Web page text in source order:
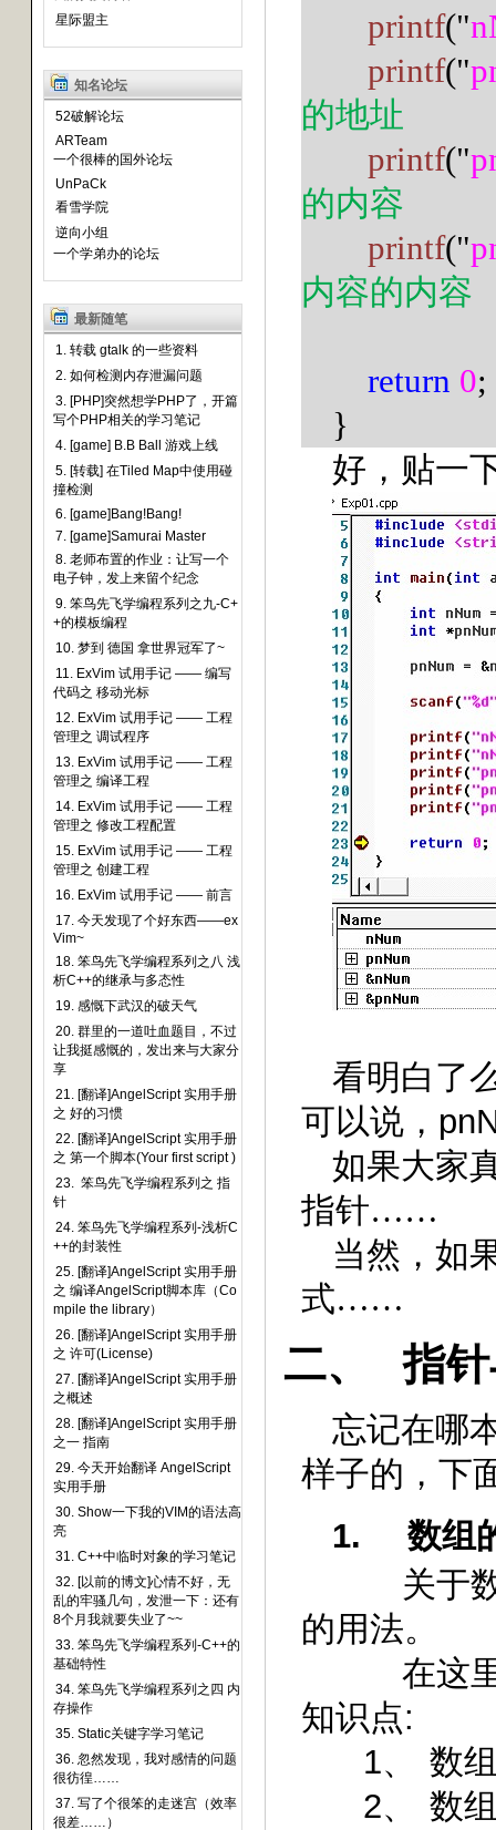
星际盟主
知名论坛
52破解论坛
ARTeam
一个很棒的国外论坛
UnPaCk
看雪学院
逆向小组
一个学弟办的论坛
最新随笔
1. 转载 gtalk 的一些资料
2. 如何检测内存泄漏问题
3. [PHP]突然想学PHP了，开篇
写个PHP相关的学习笔记
4. [game] B.B Ball 游戏上线
5. [转载] 在Tiled Map中使用碰
撞检测
6. [game]Bang!Bang!
7. [game]Samurai Master
8. 老师布置的作业：让写一个
电子钟，发上来留个纪念
9. 笨鸟先飞学编程系列之九-C+
+的模板编程
10. 梦到 德国 拿世界冠军了~
11. ExVim 试用手记 —— 编写
代码之 移动光标
12. ExVim 试用手记 —— 工程
管理之 调试程序
13. ExVim 试用手记 —— 工程
管理之 编译工程
14. ExVim 试用手记 —— 工程
管理之 修改工程配置
15. ExVim 试用手记 —— 工程
管理之 创建工程
16. ExVim 试用手记 —— 前言
17. 今天发现了个好东西——ex
Vim~
18. 笨鸟先飞学编程系列之八 浅
析C++的继承与多态性
19. 感慨下武汉的破天气
20. 群里的一道吐血题目，不过
让我挺感慨的，发出来与大家分
享
21. [翻译]AngelScript 实用手册
之 好的习惯
22. [翻译]AngelScript 实用手册
之 第一个脚本(Your first script )
23. 笨鸟先飞学编程系列之 指
针
24. 笨鸟先飞学编程系列-浅析C
++的封装性
25. [翻译]AngelScript 实用手册
之 编译AngelScript脚本库（Co
mpile the library）
26. [翻译]AngelScript 实用手册
之 许可(License)
27. [翻译]AngelScript 实用手册
之概述
28. [翻译]AngelScript 实用手册
之一 指南
29. 今天开始翻译 AngelScript
实用手册
30. Show一下我的VIM的语法高
亮
31. C++中临时对象的学习笔记
32. [以前的博文]心情不好，无
乱的牢骚几句，发泄一下：还有
8个月我就要失业了~~
33. 笨鸟先飞学编程系列-C++的
基础特性
34. 笨鸟先飞学编程系列之四 内
存操作
35. Static关键字学习笔记
36. 忽然发现，我对感情的问题
很彷徨……
37. 写了个很笨的走迷宫（效率
很差……）
printf("
printf("
的地址
printf("
的内容
printf("
内容的内容
return 0;
}
好，贴一
看明白了
可以说，
如果大家
指针……
当然，如
式……
二、 指
忘记在哪
样子的，下
1.
数组
关于
的用法。
在这
知识点:
1、
数
2、
数